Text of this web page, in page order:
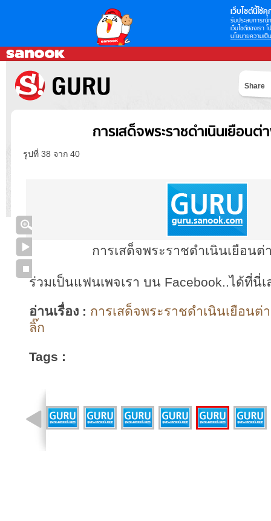
เว็บไซต์นี้ใช้คุ
รับประสบการณ์
เว็บไซต์ของเรา
นโยบายความเป็
Share
การเสด็จพระราชดำเนินเยือนต่
รูปที่ 38 จาก 40
การเสด็จพระราชดำเนินเยือนต่
ร่วมเป็นแฟนเพจเรา บน Facebook..ได้ที่นี่เ
อ่านเรื่อง : การเสด็จพระราชดำเนินเยือนต่
ลิ๊ก
Tags :